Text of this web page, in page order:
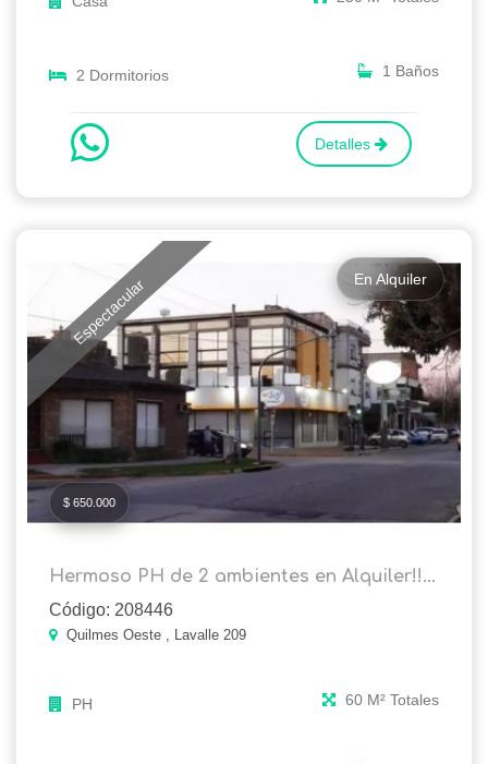
2 Dormitorios 1 Baños
Detalles
Espectacular En Alquiler
$ 650.000
Hermoso PH de 2 ambientes en Alquiler!!...
Código: 208446
Quilmes Oeste , Lavalle 209
PH 60 M² Totales